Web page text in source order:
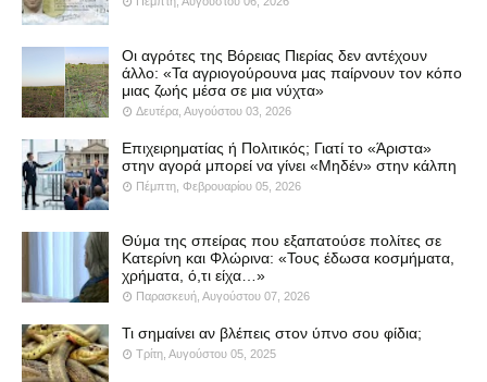
Οι αγρότες της Βόρειας Πιερίας δεν αντέχουν
άλλο: «Τα αγριογούρουνα μας παίρνουν τον κόπο
μιας ζωής μέσα σε μια νύχτα»
Δευτέρα, Αυγούστου 03, 2026
Επιχειρηματίας ή Πολιτικός; Γιατί το «Άριστα»
στην αγορά μπορεί να γίνει «Μηδέν» στην κάλπη
Πέμπτη, Φεβρουαρίου 05, 2026
Θύμα της σπείρας που εξαπατούσε πολίτες σε
Κατερίνη και Φλώρινα: «Τους έδωσα κοσμήματα,
χρήματα, ό,τι είχα…»
Παρασκευή, Αυγούστου 07, 2026
Τι σημαίνει αν βλέπεις στον ύπνο σου φίδια;
Τρίτη, Αυγούστου 05, 2025